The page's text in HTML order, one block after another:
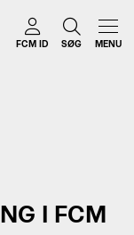
FCM ID SØG MENU
I FCM